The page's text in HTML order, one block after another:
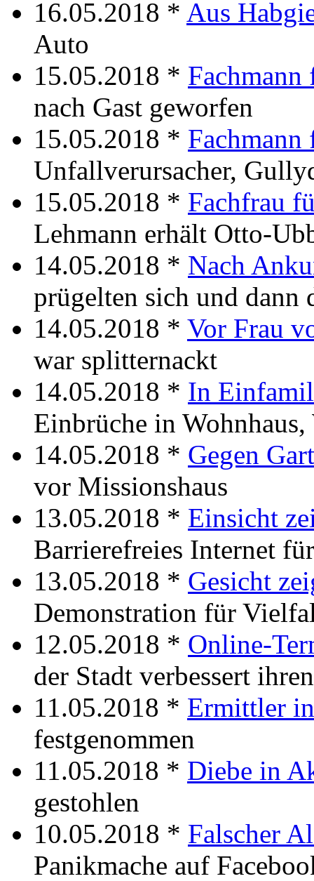
16.05.2018 * Aus
Auto
15.05.2018 *
nach Gast geworfen
15.05.2018 * Fachmann
Unfallverursacher,
15.05.2018 * Fachfrau
Lehmann erhält Otto-
14.05.2018 * Nach
prügelten sich und dann
14.05.2018 * Vor Frau
war splitternackt
14.05.2018 * In
Einbrüche in
14.05.2018 * Gegen
vor Missionshaus
13.05.2018 * Einsicht
Barrierefreies Internet
13.05.2018 * Gesicht
Demonstration für
12.05.2018 * Online-
der Stadt verbessert
11.05.2018 * Ermittler
festgenommen
11.05.2018 * Diebe in
gestohlen
10.05.2018 * Falscher
Panikmache auf